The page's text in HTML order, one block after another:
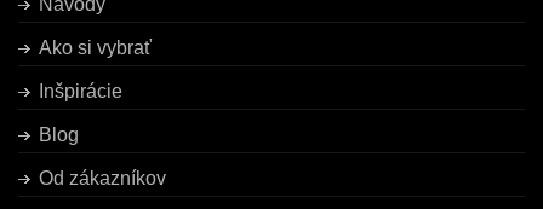
Návody
Ako si vybrať
Inšpirácie
Blog
Od zákazníkov